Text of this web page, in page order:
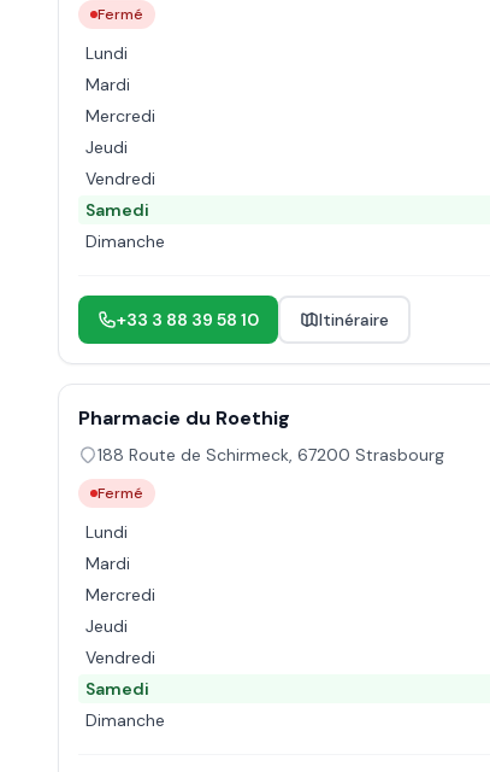
Fermé
Lundi
Mardi
Mercredi
Jeudi
Vendredi
Samedi
Dimanche
+33 3 88 39 58 10 Itinéraire
Pharmacie du Roethig
188 Route de Schirmeck, 67200 Strasbourg
Fermé
Lundi
Mardi
Mercredi
Jeudi
Vendredi
Samedi
Dimanche